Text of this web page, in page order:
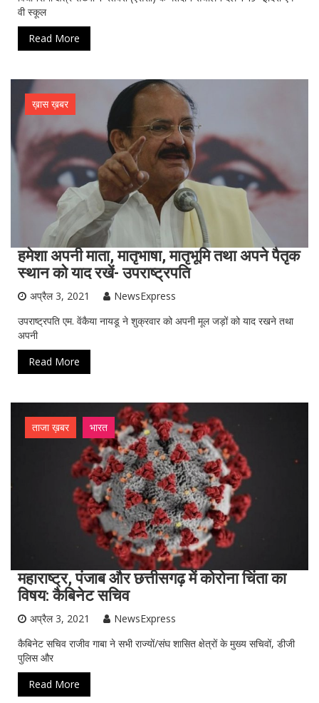
वी स्कूल
Read More
ख़ास ख़बर
हमेशा अपनी माता, मातृभाषा, मातृभूमि तथा अपने पैतृक
स्थान को याद रखें- उपराष्ट्रपति
अप्रैल 3, 2021
NewsExpress
उपराष्ट्रपति एम. वेंकैया नायडू ने शुक्रवार को अपनी मूल जड़ों को याद रखने तथा
अपनी
Read More
ताजा ख़बर भारत
महाराष्ट्र, पंजाब और छत्तीसगढ़ में कोरोना चिंता का
विषय: कैबिनेट सचिव
अप्रैल 3, 2021
NewsExpress
कैबिनेट सचिव राजीव गाबा ने सभी राज्यों/संघ शासित क्षेत्रों के मुख्य सचिवों, डीजी
पुलिस और
Read More